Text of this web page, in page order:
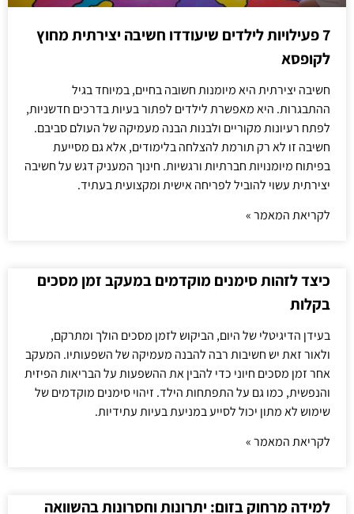
7 פעילויות לילדים שיעודדו חשיבה יצירתית מחוץ
לקופסא
חשיבה יצירתית היא מיומנות חשובה בחיים, במיוחד בגיל
ההתבגרות. היא מאפשרת לילדים לפתור בעיות בדרכים חדשניות,
לפתח רעיונות מקוריים ולבנות הבנה מעמיקה של העולם סביבם.
חשיבה זו לא רק תורמת להצלחה בלימודים, אלא גם מסייעת
בפיתוח מיומנויות חברתיות ורגשיות. חינוך המעניק דגש על חשיבה
יצירתית עשוי להוביל לפריחה אישית ומקצועית בעתיד.
לקריאת המאמר »
כיצד לזהות סימנים מוקדמים במעקב זמן מסכים
בקלות
בעידן הדיגיטלי של היום, הביקוש לזמן מסכים הולך ומתרקם,
ולאור זאת יש חשיבות רבה להבנה מעמיקה של השפעותיו. המעקב
אחר זמן מסכים חיוני כדי להבין את ההשפעות על הבריאות הפיזית
והנפשית, כמו גם על התפתחות הילד. זיהוי סימנים מוקדמים של
שימוש לא מתון יכול לסייע במניעת בעיות עתידיות.
לקריאת המאמר »
למידה מרחוק בזום: יתרונות וחסרונות בהשוואה